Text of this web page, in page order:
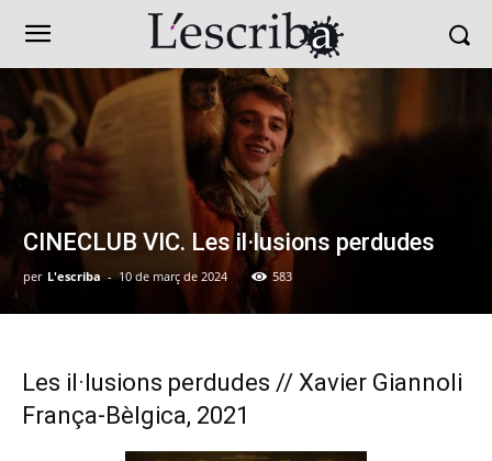
CINECLUB VIC. Les il·lusions perdudes
per L'escriba - 10 de març de 2024 583
Les il·lusions perdudes // Xavier Giannoli
França-Bèlgica, 2021